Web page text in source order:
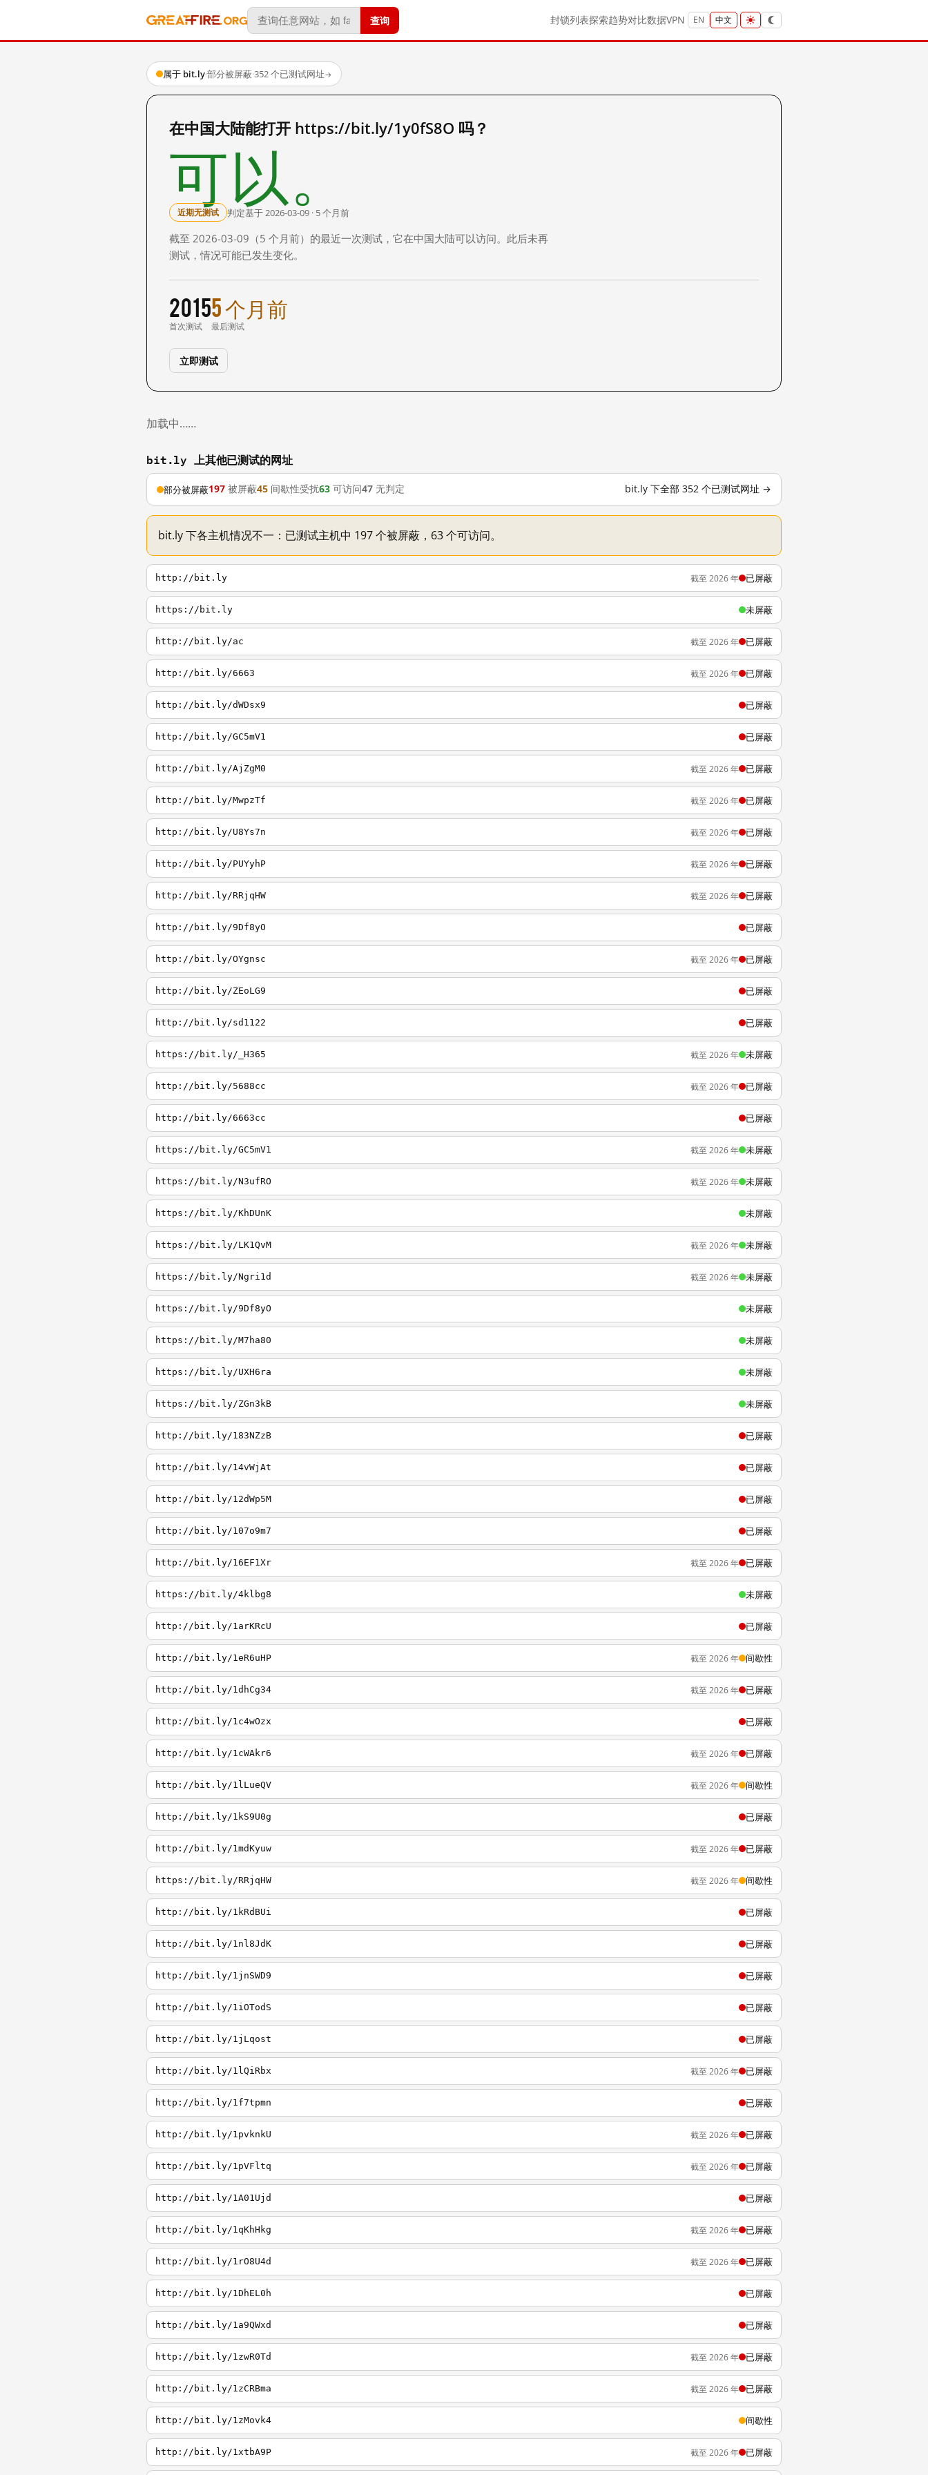
查询 封锁列表探索趋势对比数据VPN EN 中文
属于 bit.ly·部分被屏蔽·352 个已测试网址→
在中国大陆能打开 https://bit.ly/1y0fS8O 吗？
可以。
近期无测试 判定基于 2026-03-09 · 5 个月前
截至 2026-03-09（5 个月前）的最近一次测试，它在中国大陆可以访问。此后未再
测试，情况可能已发生变化。
2015
首次测试
5 个月前
最后测试
立即测试
加载中……
bit.ly 上其他已测试的网址
部分被屏蔽197 被屏蔽45 间歇性受扰63 可访问47 无判定 bit.ly 下全部 352 个已测试网址 →
bit.ly 下各主机情况不一：已测试主机中 197 个被屏蔽，63 个可访问。
http://bit.ly 截至 2026 年 已屏蔽
https://bit.ly 未屏蔽
http://bit.ly/ac 截至 2026 年 已屏蔽
http://bit.ly/6663 截至 2026 年 已屏蔽
http://bit.ly/dWDsx9 已屏蔽
http://bit.ly/GC5mV1 已屏蔽
http://bit.ly/AjZgM0 截至 2026 年 已屏蔽
http://bit.ly/MwpzTf 截至 2026 年 已屏蔽
http://bit.ly/U8Ys7n 截至 2026 年 已屏蔽
http://bit.ly/PUYyhP 截至 2026 年 已屏蔽
http://bit.ly/RRjqHW 截至 2026 年 已屏蔽
http://bit.ly/9Df8yO 已屏蔽
http://bit.ly/OYgnsc 截至 2026 年 已屏蔽
http://bit.ly/ZEoLG9 已屏蔽
http://bit.ly/sd1122 已屏蔽
https://bit.ly/_H365 截至 2026 年 未屏蔽
http://bit.ly/5688cc 截至 2026 年 已屏蔽
http://bit.ly/6663cc 已屏蔽
https://bit.ly/GC5mV1 截至 2026 年 未屏蔽
https://bit.ly/N3ufRO 截至 2026 年 未屏蔽
https://bit.ly/KhDUnK 未屏蔽
https://bit.ly/LK1QvM 截至 2026 年 未屏蔽
https://bit.ly/Ngri1d 截至 2026 年 未屏蔽
https://bit.ly/9Df8yO 未屏蔽
https://bit.ly/M7ha80 未屏蔽
https://bit.ly/UXH6ra 未屏蔽
https://bit.ly/ZGn3kB 未屏蔽
http://bit.ly/183NZzB 已屏蔽
http://bit.ly/14vWjAt 已屏蔽
http://bit.ly/12dWp5M 已屏蔽
http://bit.ly/107o9m7 已屏蔽
http://bit.ly/16EF1Xr 截至 2026 年 已屏蔽
https://bit.ly/4klbg8 未屏蔽
http://bit.ly/1arKRcU 已屏蔽
http://bit.ly/1eR6uHP 截至 2026 年 间歇性
http://bit.ly/1dhCg34 截至 2026 年 已屏蔽
http://bit.ly/1c4wOzx 已屏蔽
http://bit.ly/1cWAkr6 截至 2026 年 已屏蔽
http://bit.ly/1lLueQV 截至 2026 年 间歇性
http://bit.ly/1kS9U0g 已屏蔽
http://bit.ly/1mdKyuw 截至 2026 年 已屏蔽
https://bit.ly/RRjqHW 截至 2026 年 间歇性
http://bit.ly/1kRdBUi 已屏蔽
http://bit.ly/1nl8JdK 已屏蔽
http://bit.ly/1jnSWD9 已屏蔽
http://bit.ly/1iOTodS 已屏蔽
http://bit.ly/1jLqost 已屏蔽
http://bit.ly/1lQiRbx 截至 2026 年 已屏蔽
http://bit.ly/1f7tpmn 已屏蔽
http://bit.ly/1pvknkU 截至 2026 年 已屏蔽
http://bit.ly/1pVFltq 截至 2026 年 已屏蔽
http://bit.ly/1A01Ujd 已屏蔽
http://bit.ly/1qKhHkg 截至 2026 年 已屏蔽
http://bit.ly/1rO8U4d 截至 2026 年 已屏蔽
http://bit.ly/1DhEL0h 已屏蔽
http://bit.ly/1a9QWxd 已屏蔽
http://bit.ly/1zwR0Td 截至 2026 年 已屏蔽
http://bit.ly/1zCRBma 截至 2026 年 已屏蔽
http://bit.ly/1zMovk4 间歇性
http://bit.ly/1xtbA9P 截至 2026 年 已屏蔽